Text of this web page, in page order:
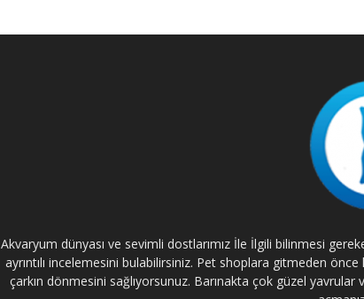
Akvaryum dünyası ve sevimli dostlarımız İle İlgili bilinmesi
ayrıntılı incelemesini bulabilirsiniz. Pet shoplara gitmeden
çarkın dönmesini sağlıyorsunuz. Barınakta çok güzel